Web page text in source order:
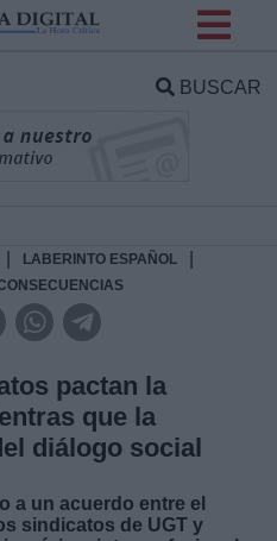
BUSCAR
LABERINTO ESPAÑOL
pactan la
que la
diálogo social
a un acuerdo entre el
sindicatos de UGT y